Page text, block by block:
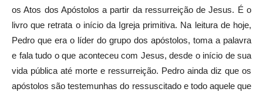
os Atos dos Apóstolos a partir da ressurreição de Jesus. É o
livro que retrata o início da Igreja primitiva. Na leitura de hoje,
Pedro que era o líder do grupo dos apóstolos, toma a palavra
e fala tudo o que aconteceu com Jesus, desde o início de sua
vida pública até morte e ressurreição. Pedro ainda diz que os
apóstolos são testemunhas do ressuscitado e todo aquele que